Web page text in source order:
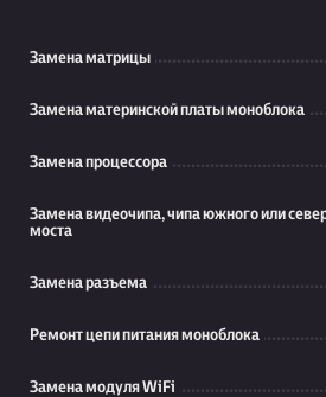
Замена матрицы
Замена материнской платы моноблока
Замена процессора
Замена видеочипа, чипа южного или
моста
Замена разъема
Ремонт цепи питания моноблока
Замена модуля WiFi